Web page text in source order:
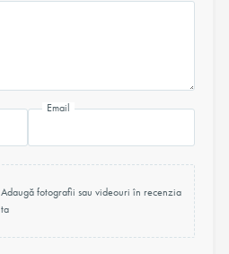
Email
Adaugă fotografii sau videouri în recenzia
ta